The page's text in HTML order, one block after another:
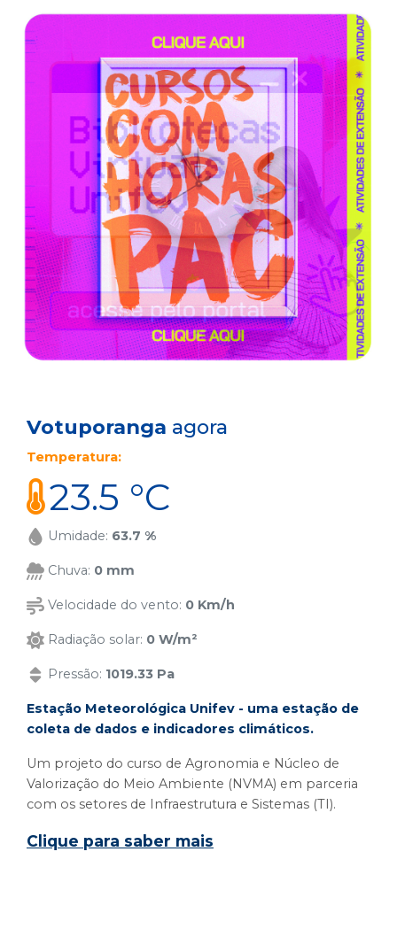
Votuporanga agora
Temperatura:
23.5 °C
Umidade: 63.7 %
Chuva: 0 mm
Velocidade do vento: 0 Km/h
Radiação solar: 0 W/m²
Pressão: 1019.33 Pa
Estação Meteorológica Unifev - uma estação de
coleta de dados e indicadores climáticos.
Um projeto do curso de Agronomia e Núcleo de
Valorização do Meio Ambiente (NVMA) em parceria
com os setores de Infraestrutura e Sistemas (TI).
Clique para saber mais